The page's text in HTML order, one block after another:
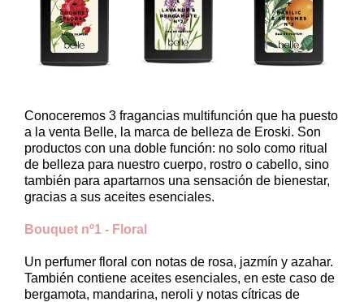
Conoceremos 3 fragancias multifunción que ha puesto
a la venta Belle, la marca de belleza de Eroski. Son
productos con una doble función: no solo como ritual
de belleza para nuestro cuerpo, rostro o cabello, sino
también para apartarnos una sensación de bienestar,
gracias a sus aceites esenciales.
Bouquet nº1 - Floral
Un perfumer floral con notas de rosa, jazmín y azahar.
También contiene aceites esenciales, en este caso de
bergamota, mandarina, neroli y notas cítricas de